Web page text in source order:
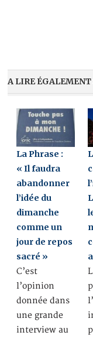
A LIRE
La Phrase :
« Il faudra
abandonner
l’idée du
dimanche
comme un
jour de repos
sacré »
C’est
l’opinion
donnée dans
une grande
interview au